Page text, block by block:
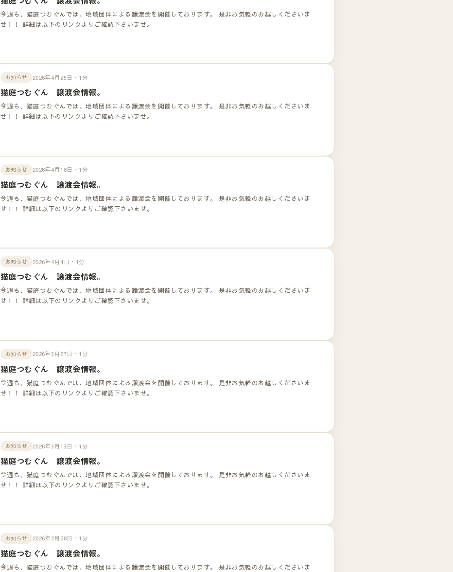
今週も、猫庭つむぐんでは、地域団体による譲渡会を開催しております。 是非お気軽のお越しくださいま
せ！！ 詳細は以下のリンクよりご確認下さいませ。
お知らせ 2026年4月25日・1分
猫庭つむぐん 譲渡会情報。
今週も、猫庭つむぐんでは、地域団体による譲渡会を開催しております。 是非お気軽のお越しくださいま
せ！！ 詳細は以下のリンクよりご確認下さいませ。
お知らせ 2026年4月18日・1分
猫庭つむぐん 譲渡会情報。
今週も、猫庭つむぐんでは、地域団体による譲渡会を開催しております。 是非お気軽のお越しくださいま
せ！！ 詳細は以下のリンクよりご確認下さいませ。
お知らせ 2026年4月4日・1分
猫庭つむぐん 譲渡会情報。
今週も、猫庭つむぐんでは、地域団体による譲渡会を開催しております。 是非お気軽のお越しくださいま
せ！！ 詳細は以下のリンクよりご確認下さいませ。
お知らせ 2026年3月27日・1分
猫庭つむぐん 譲渡会情報。
今週も、猫庭つむぐんでは、地域団体による譲渡会を開催しております。 是非お気軽のお越しくださいま
せ！！ 詳細は以下のリンクよりご確認下さいませ。
お知らせ 2026年3月13日・1分
猫庭つむぐん 譲渡会情報。
今週も、猫庭つむぐんでは、地域団体による譲渡会を開催しております。 是非お気軽のお越しくださいま
せ！！ 詳細は以下のリンクよりご確認下さいませ。
お知らせ 2026年2月28日・1分
猫庭つむぐん 譲渡会情報。
今週も、猫庭つむぐんでは、地域団体による譲渡会を開催しております。 是非お気軽のお越しくださいま